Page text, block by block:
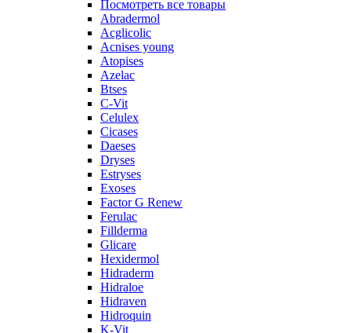
Посмотреть все товары
Abradermol
Acglicolic
Acnises young
Atopises
Azelac
Btses
C-Vit
Celulex
Cicases
Daeses
Dryses
Estryses
Exoses
Factor G Renew
Ferulac
Fillderma
Glicare
Hexidermol
Hidraderm
Hidraloe
Hidraven
Hidroquin
K-Vit